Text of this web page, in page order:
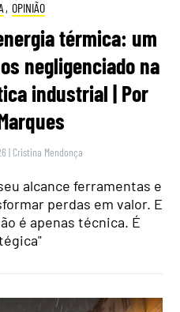
, OPINIÃO
térmica: um
negligenciado na
industrial | Por
| Cristina Mendonça
alcance ferramentas e
perdas em valor. E
é apenas técnica. É